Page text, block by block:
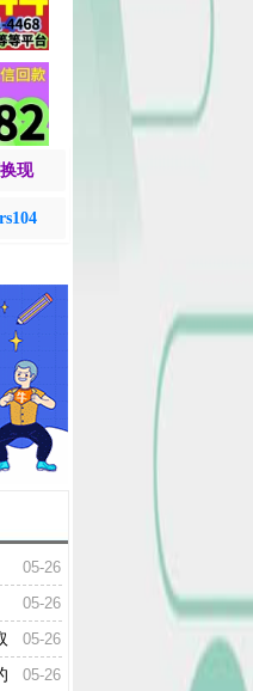
现
05-26
05-26
05-26
05-26